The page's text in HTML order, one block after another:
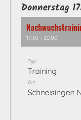
Donnerstag
17:30 - 20:00
Typ
Training
Ort
Schneisingen